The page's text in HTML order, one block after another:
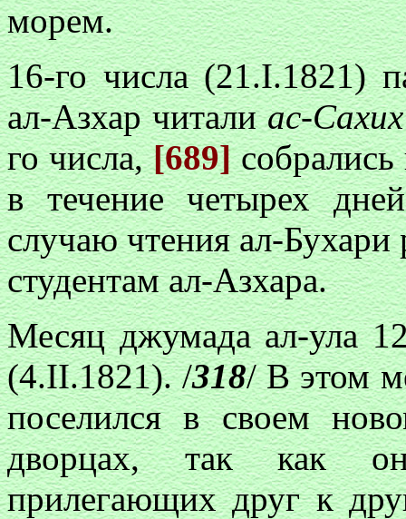
морем.
16-го числа (21.I.1821)
ал-Азхар читалиас-
го числа,[689]собрались
в течение четырех
случаю чтения ал-Бухари
студентам ал-Азхара.
Месяц джумада ал-ула
(4.II.1821). /318/ В этом
поселился в своем
дворцах, так как
прилегающих друг к